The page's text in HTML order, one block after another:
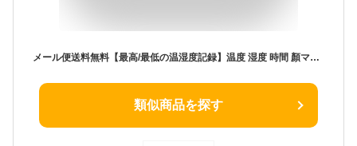
メール便送料無料【最高/最低の温湿度記録】温度 湿度 時間 顏マーク 温湿度計 置き型 壁掛け 赤ちゃん 子供部屋 温室 リビング 大画面 高精度 卓上 快適レベル表示 5段階 熱中症 インフルエンザ予防 HuBDIC HT-3【単4アルカリ電池贈呈】
類似商品を探す